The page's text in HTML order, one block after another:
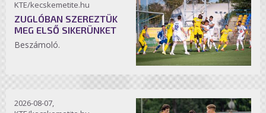
KTE/kecskemetite.hu
ZUGLÓBAN SZEREZTÜK
MEG ELSŐ SIKERÜNKET
Beszámoló.
2026-08-07,